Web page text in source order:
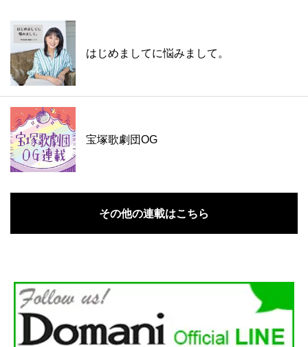
はじめましてに悩みまして。
宝塚歌劇団OG
その他の連載はこちら